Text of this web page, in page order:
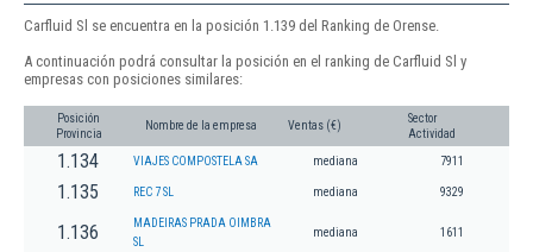
Carfluid Sl se encuentra en la posición 1.139 del Ranking de Orense.
A continuación podrá consultar la posición en el ranking de Carfluid Sl y
empresas con posiciones similares:
Posición
Provincia
Nombre de la empresa Ventas (€)
Sector
Actividad
1.134 VIAJES COMPOSTELA SA mediana 7911
1.135 REC 7 SL mediana 9329
1.136
MADEIRAS PRADA OIMBRA
SL
mediana 1611